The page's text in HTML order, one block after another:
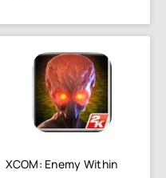
XCOM: Enemy Within